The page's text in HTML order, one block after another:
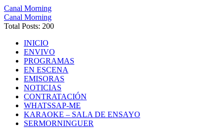
Canal Morning
Canal Morning
Total Posts: 200
INICIO
ENVIVO
PROGRAMAS
EN ESCENA
EMISORAS
NOTICIAS
CONTRATACIÓN
WHATSSAP-ME
KARAOKE – SALA DE ENSAYO
SERMORNINGUER